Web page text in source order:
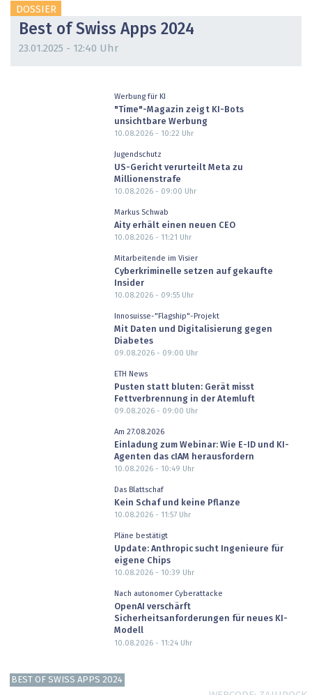
DOSSIER
Best of Swiss Apps 2024
23.01.2025 - 12:40 Uhr
Werbung für KI
"Time"-Magazin zeigt KI-Bots
unsichtbare Werbung
10.08.2026 - 10:22 Uhr
Jugendschutz
US-Gericht verurteilt Meta zu
Millionenstrafe
10.08.2026 - 09:00 Uhr
Markus Schwab
Aity erhält einen neuen CEO
10.08.2026 - 11:21 Uhr
Mitarbeitende im Visier
Cyberkriminelle setzen auf gekaufte
Insider
10.08.2026 - 09:55Uhr
Innosuisse-"Flagship"-Projekt
Mit Daten und Digitalisierung gegen
Diabetes
09.08.2026 - 09:00 Uhr
ETH News
Pusten statt bluten: Gerät misst
Fettverbrennung in der Atemluft
09.08.2026 - 09:00 Uhr
Am 27.08.2026
Einladung zum Webinar: Wie E-ID und KI-
Agenten das cIAM herausfordern
10.08.2026 - 10:49 Uhr
Das Blattschaf
Kein Schaf und keine Pflanze
10.08.2026 - 11:57Uhr
Pläne bestätigt
Update: Anthropic sucht Ingenieure für
eigene Chips
10.08.2026 - 10:39 Uhr
Nach autonomer Cyberattacke
OpenAI verschärft
Sicherheitsanforderungen für neues KI-
Modell
10.08.2026 - 11:24Uhr
BEST OF SWISS APPS 2024